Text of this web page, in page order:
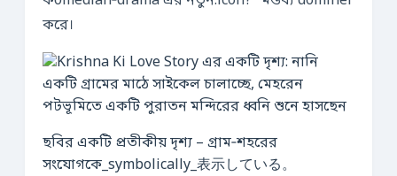
করে।
ছবির একটি প্রতীকীয় দৃশ্য – গ্রাম‑শহরের
সংযোগকে_symbolically_表示している。